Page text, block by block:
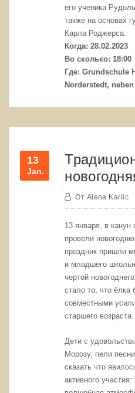
его ученика
также на основах
Карла Роджерса.
Когда: 28.02.2023
Во сколько: 18:00
Где: Grundschule
Norderstedt,
13
Jan.
От Alena Karlic
13 января, в канун
провели
праздник пришли
и младшего
чертой
стало то, что ёлка
совместными
старшего возраста.
Дети с
Морозу, пели
сказать что
активного